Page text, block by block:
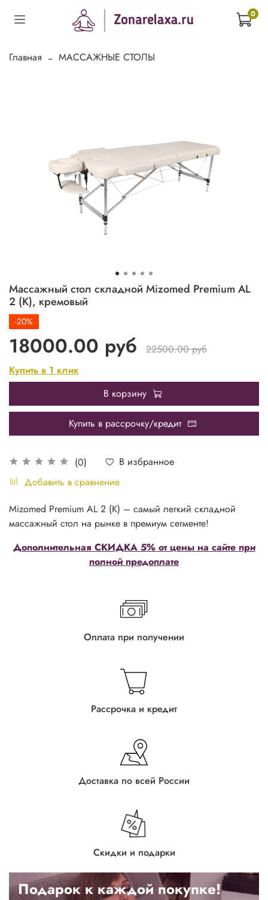
0
Главная МАССАЖНЫЕ СТОЛЫ
Массажный стол складной Mizomed Premium AL
2 (K), кремовый
(0)
В избранное
Добавить в сравнение
-20%
18000.00 руб
22500.00 руб
Купить в 1 клик
В корзину
Купить в рассрочку/кредит
Дополнительная СКИДКА 5% от цены на сайте при
полной предоплате
Mizomed Premium AL 2 (K) – cамый легкий складной
массажный стол на рынке в премиум сегменте!
Оплата при получении
Рассрочка и кредит
Доставка по всей России
Скидки и подарки
Подарок к каждой покупке!